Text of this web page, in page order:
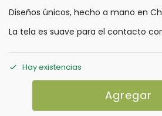
Diseños únicos, hecho a mano en
La tela es suave para el contacto
Hay existencias
Agregar